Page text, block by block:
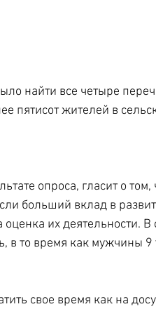
найти все четыре
пятисот жителей в
опроса, гласит о
больший вклад в
оценка их деятельности.
в то время как мужчины 9
свое время как на